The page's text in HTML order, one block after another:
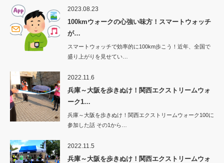
2023.08.23
100kmウォークの心強い味方！スマートウォッチ
が…
スマートウォッチで効率的に100km歩こう！近年、全国で
盛り上がりを見せてい…
2022.11.6
兵庫～大阪を歩きぬけ！関西エクストリームウォ
ーク1…
兵庫～大阪を歩きぬけ！関西エクストリームウォーク100に
参加した話 その1から…
2022.11.5
兵庫～大阪を歩きぬけ！関西エクストリームウォ